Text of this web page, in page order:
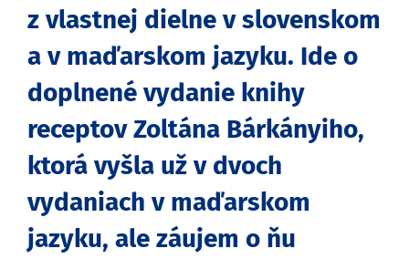
z vlastnej dielne v slovenskom
a v maďarskom jazyku. Ide o
doplnené vydanie knihy
receptov Zoltána Bárkányiho,
ktorá vyšla už v dvoch
vydaniach v maďarskom
jazyku, ale záujem o ňu